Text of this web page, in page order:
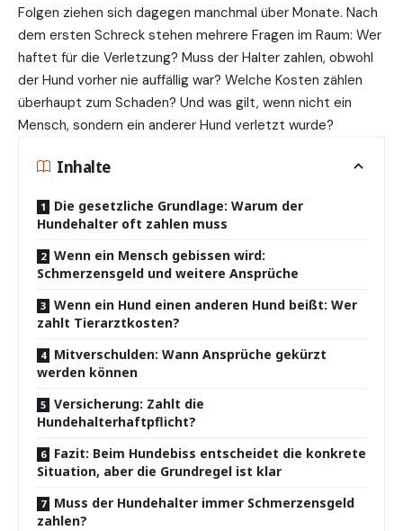
Folgen ziehen sich dagegen manchmal über Monate. Nach
dem ersten Schreck stehen mehrere Fragen im Raum: Wer
haftet für die Verletzung? Muss der Halter zahlen, obwohl
der Hund vorher nie auffällig war? Welche Kosten zählen
überhaupt zum Schaden? Und was gilt, wenn nicht ein
Mensch, sondern ein anderer Hund verletzt wurde?
Inhalte
Die gesetzliche Grundlage: Warum der
Hundehalter oft zahlen muss
Wenn ein Mensch gebissen wird:
Schmerzensgeld und weitere Ansprüche
Wenn ein Hund einen anderen Hund beißt: Wer
zahlt Tierarztkosten?
Mitverschulden: Wann Ansprüche gekürzt
werden können
Versicherung: Zahlt die
Hundehalterhaftpflicht?
Fazit: Beim Hundebiss entscheidet die konkrete
Situation, aber die Grundregel ist klar
Muss der Hundehalter immer Schmerzensgeld
zahlen?